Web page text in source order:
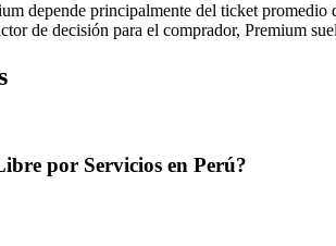
depende principalmente del ticket
de decisión para el comprador, Premium
por Servicios en Perú?